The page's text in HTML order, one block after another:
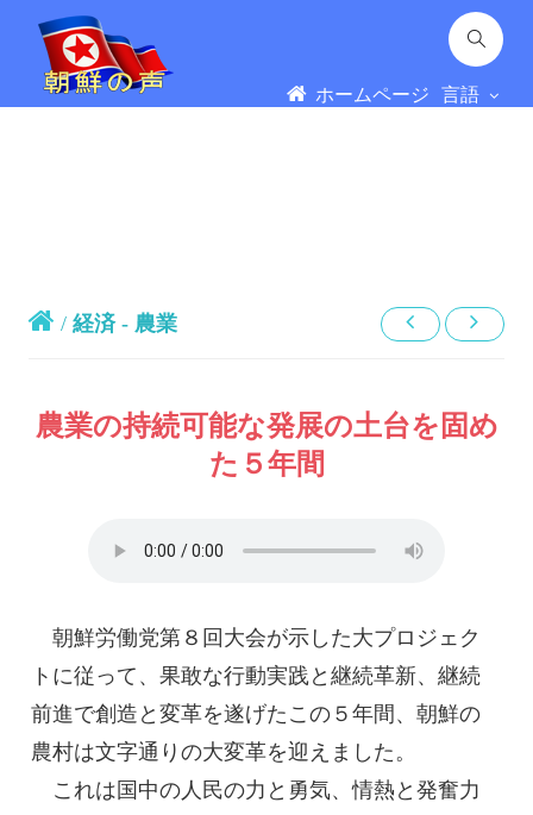
ホームページ 言語
/経済 - 農業
農業の持続可能な発展の土台を固め
た５年間
朝鮮労働党第８回大会が示した大プロジェク
トに従って、果敢な行動実践と継続革新、継続
前進で創造と変革を遂げたこの５年間、朝鮮の
農村は文字通りの大変革を迎えました。
これは国中の人民の力と勇気、情熱と発奮力